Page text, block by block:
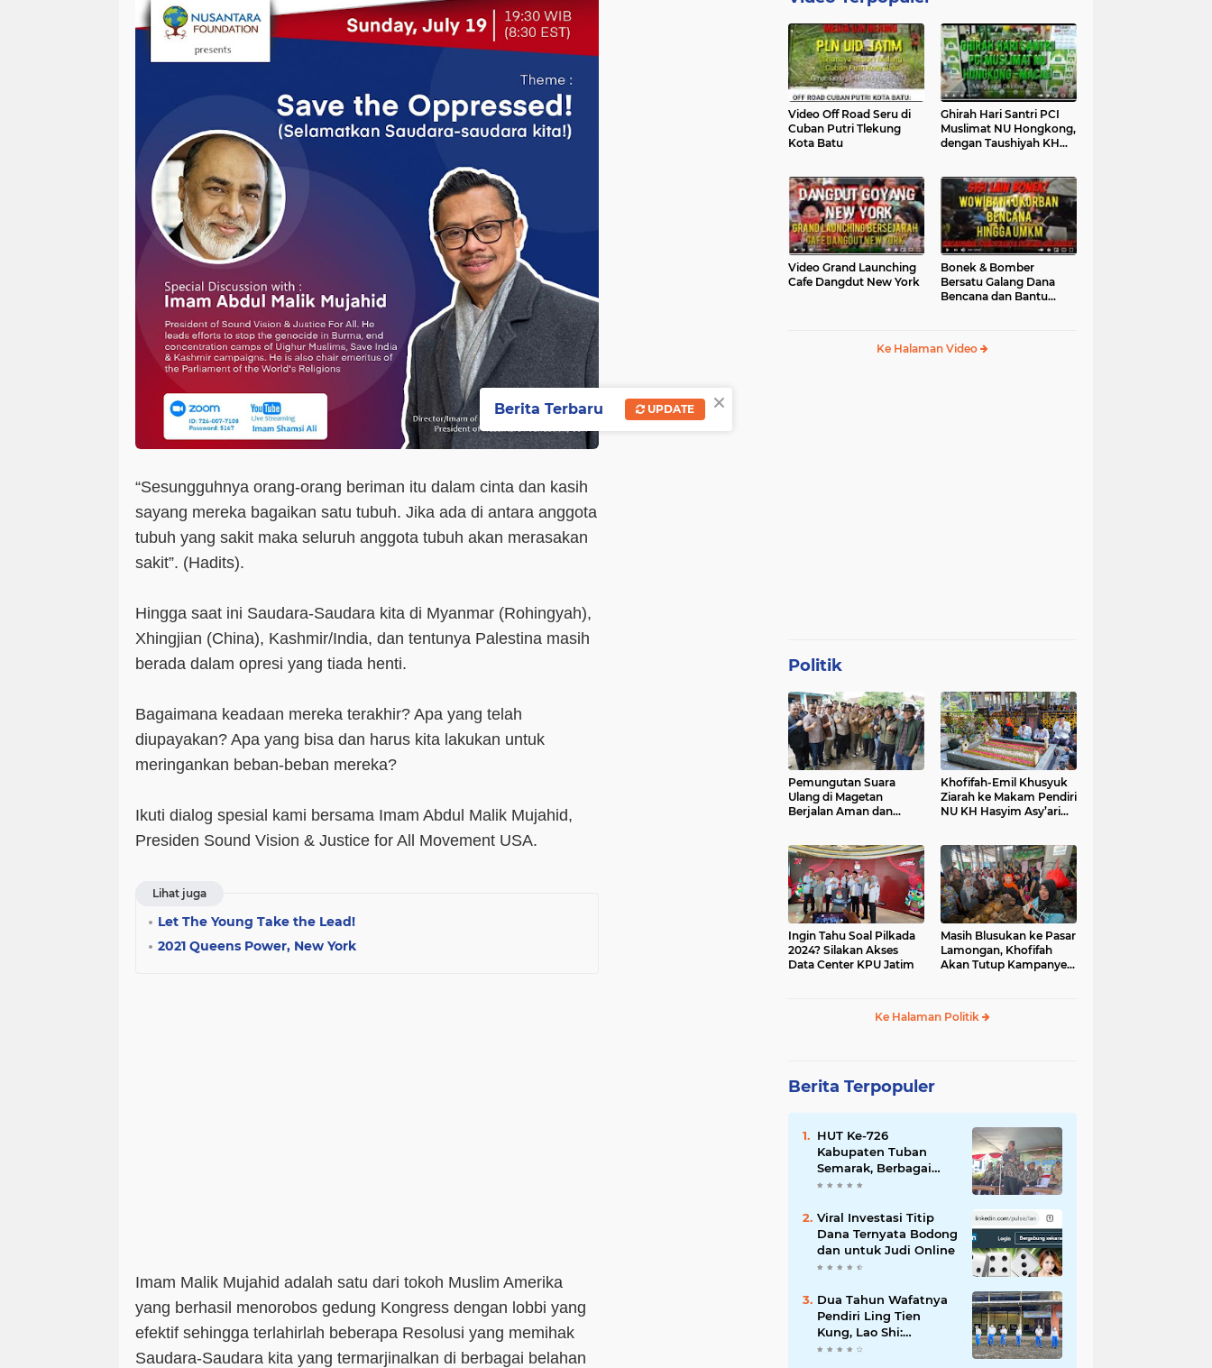
“Sesungguhnya orang-orang beriman itu dalam cinta dan kasih
sayang mereka bagaikan satu tubuh. Jika ada di antara anggota
tubuh yang sakit maka seluruh anggota tubuh akan merasakan
sakit”. (Hadits).
Hingga saat ini Saudara-Saudara kita di Myanmar (Rohingyah),
Xhingjian (China), Kashmir/India, dan tentunya Palestina masih
berada dalam opresi yang tiada henti.
Bagaimana keadaan mereka terakhir? Apa yang telah
diupayakan? Apa yang bisa dan harus kita lakukan untuk
meringankan beban-beban mereka?
Ikuti dialog spesial kami bersama Imam Abdul Malik Mujahid,
Presiden Sound Vision & Justice for All Movement USA.
Lihat juga
Let The Young Take the Lead!
2021 Queens Power, New York
Imam Malik Mujahid adalah satu dari tokoh Muslim Amerika
yang berhasil menorobos gedung Kongress dengan lobbi yang
efektif sehingga terlahirlah beberapa Resolusi yang memihak
Saudara-Saudara kita yang termarjinalkan di berbagai belahan
Video Off Road Seru di
Cuban Putri Tlekung
Kota Batu
Ghirah Hari Santri PCI
Muslimat NU Hongkong,
dengan Taushiyah KH
Video Grand Launching
Cafe Dangdut New York
Bonek & Bomber
Bersatu Galang Dana
Bencana dan Bantu
Ke Halaman Video
Politik
Pemungutan Suara
Ulang di Magetan
Berjalan Aman dan
Khofifah-Emil Khusyuk
Ziarah ke Makam Pendiri
NU KH Hasyim Asy’ari
Ingin Tahu Soal Pilkada
2024? Silakan Akses
Data Center KPU Jatim
Masih Blusukan ke Pasar
Lamongan, Khofifah
Akan Tutup Kampanye
Ke Halaman Politik
Berita Terpopuler
HUT Ke-726
Kabupaten Tuban
Semarak, Berbagai
Prestasinya Pun
Viral Investasi Titip
Dana Ternyata Bodong
dan untuk Judi Online
Dua Tahun Wafatnya
Pendiri Ling Tien
Kung, Lao Shi:
Amanah Harus Kita
×
Berita Terbaru UPDATE